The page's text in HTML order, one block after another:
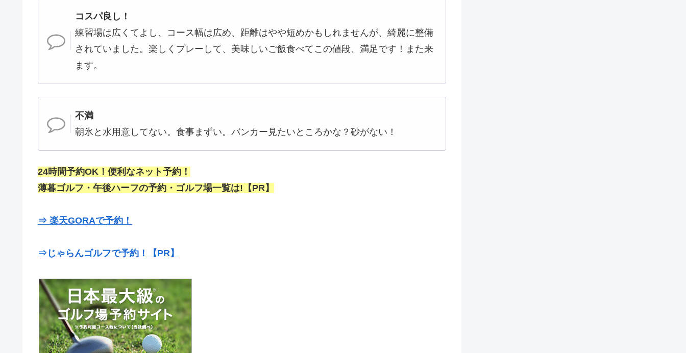
コスパ良し！
練習場は広くてよし、コース幅は広め、距離はやや短めかもしれませんが、綺麗に整備
されていました。楽しくプレーして、美味しいご飯食べてこの値段、満足です！また来
ます。
不満
朝氷と水用意してない。食事まずい。バンカー見たいところかな？砂がない！
24時間予約OK！便利なネット予約！
薄暮ゴルフ・午後ハーフの予約・ゴルフ場一覧は!【PR】
⇒ 楽天GORAで予約！
⇒じゃらんゴルフで予約！【PR】